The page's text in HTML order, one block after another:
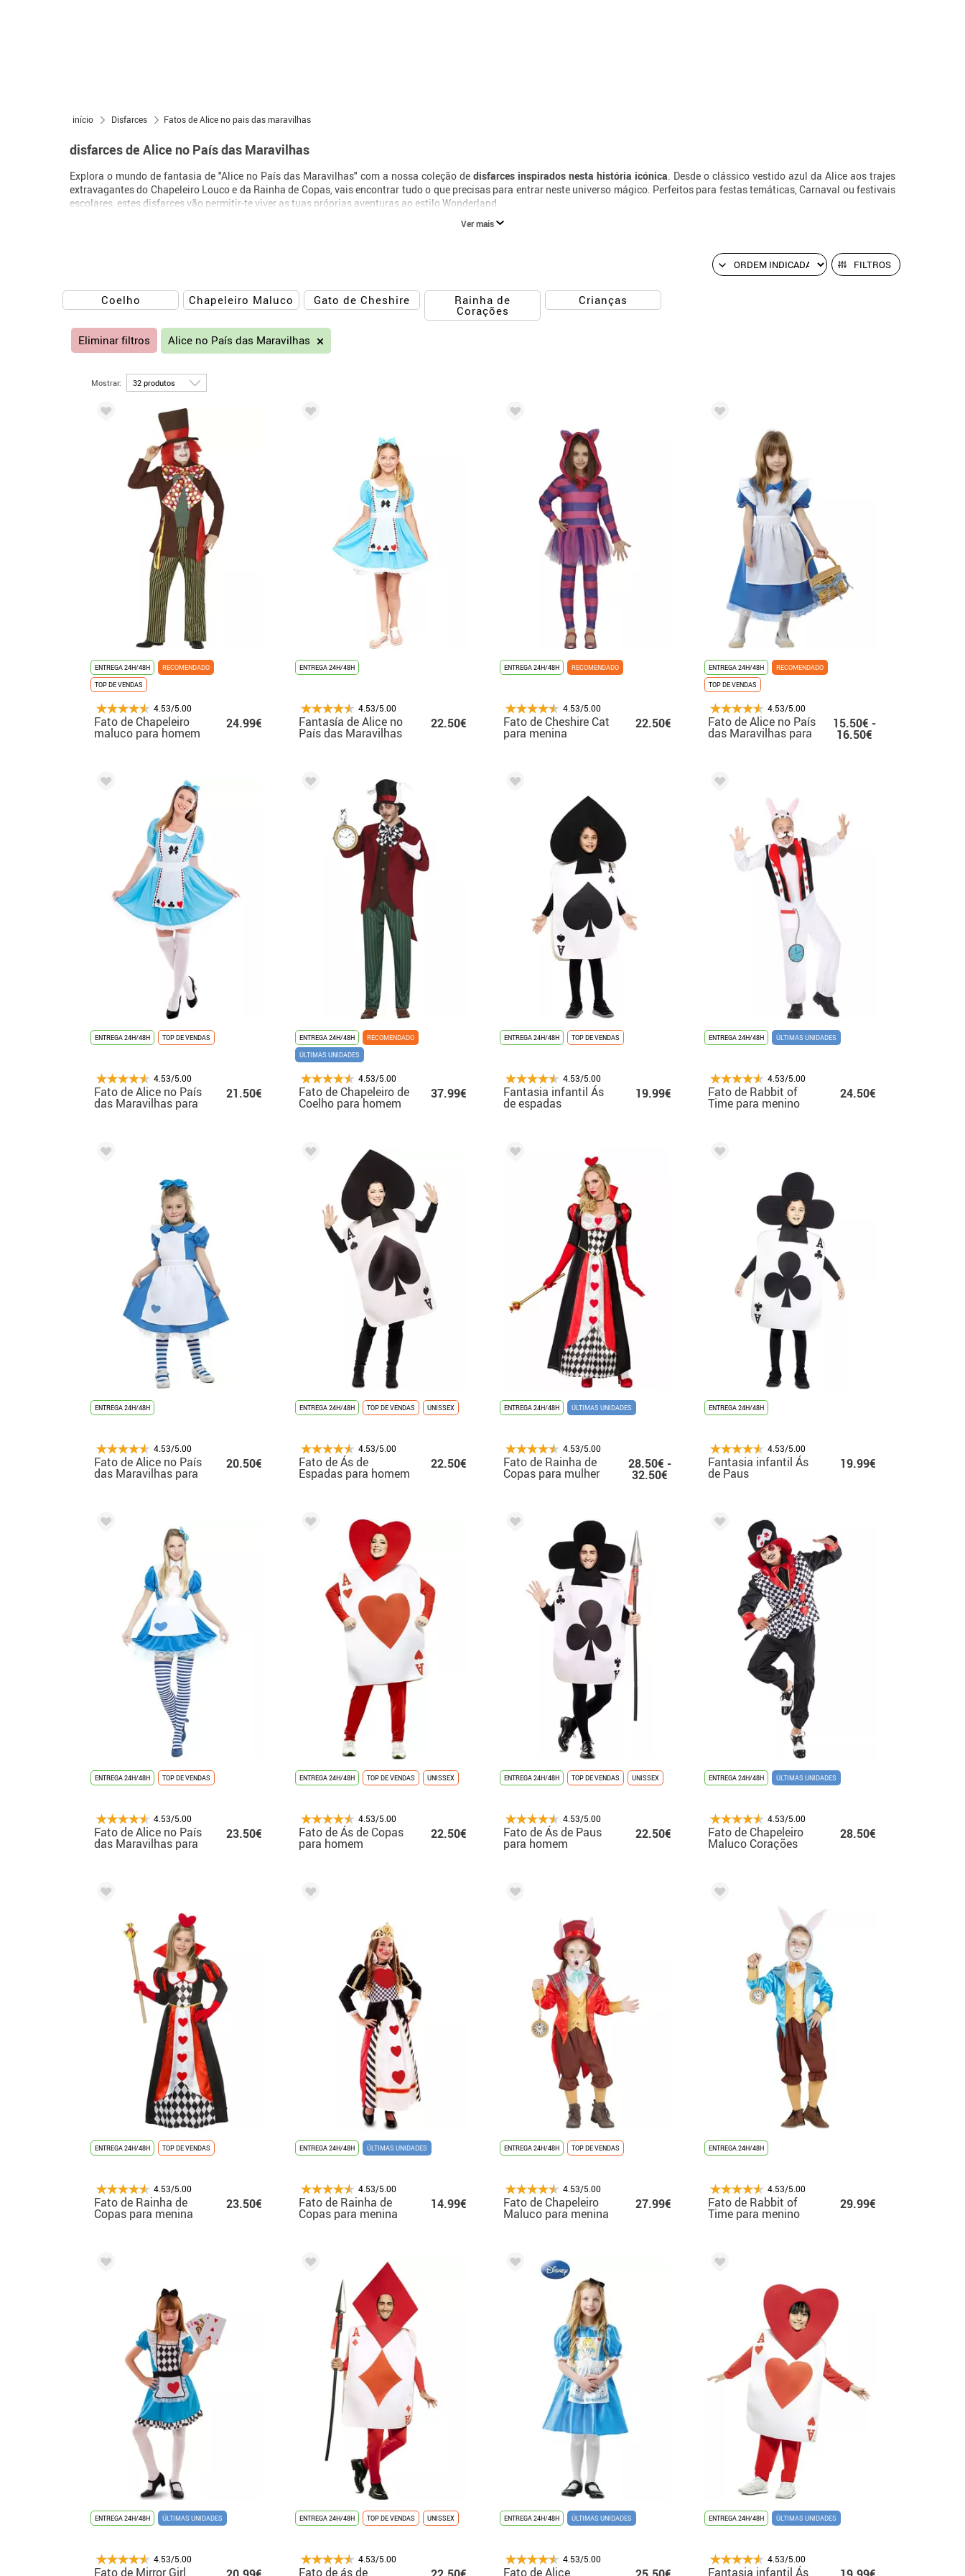
início Disfarces Fatos de Alice no pais das maravilhas
disfarces de Alice no País das Maravilhas
Explora o mundo de fantasia de "Alice no País das Maravilhas" com a nossa coleção de disfarces inspirados nesta história icónica. Desde o clássico vestido azul da Alice aos trajes
extravagantes do Chapeleiro Louco e da Rainha de Copas, vais encontrar tudo o que precisas para entrar neste universo mágico. Perfeitos para festas temáticas, Carnaval ou festivais
escolares, estes disfarces vão permitir-te viver as tuas próprias aventuras ao estilo Wonderland.
Ver mais
FILTROS
Coelho Chapeleiro Maluco Gato de Cheshire Rainha de
Corações
Crianças
Eliminar filtros Alice no País das Maravilhas
Mostrar:
ENTREGA 24H/48H
RECOMENDADO
TOP DE VENDAS
4.53/5.00
Fato de Chapeleiro
maluco para homem
24.99€
ENTREGA 24H/48H
4.53/5.00
Fantasía de Alice no
País das Maravilhas
22.50€
ENTREGA 24H/48H RECOMENDADO
4.53/5.00
Fato de Cheshire Cat
para menina
22.50€
ENTREGA 24H/48H
RECOMENDADO
TOP DE VENDAS
4.53/5.00
Fato de Alice no País
das Maravilhas para
15.50€ -
16.50€
ENTREGA 24H/48H TOP DE VENDAS
4.53/5.00
Fato de Alice no País
das Maravilhas para
21.50€
ENTREGA 24H/48H
RECOMENDADO
ÚLTIMAS UNIDADES
4.53/5.00
Fato de Chapeleiro de
Coelho para homem
37.99€
ENTREGA 24H/48H TOP DE VENDAS
4.53/5.00
Fantasia infantil Ás
de espadas
19.99€
ENTREGA 24H/48H ÚLTIMAS UNIDADES
4.53/5.00
Fato de Rabbit of
Time para menino
24.50€
ENTREGA 24H/48H
4.53/5.00
Fato de Alice no País
das Maravilhas para
20.50€
ENTREGA 24H/48H TOP DE VENDAS UNISSEX
4.53/5.00
Fato de Ás de
Espadas para homem
22.50€
ENTREGA 24H/48H ÚLTIMAS UNIDADES
4.53/5.00
Fato de Rainha de
Copas para mulher
28.50€ -
32.50€
ENTREGA 24H/48H
4.53/5.00
Fantasia infantil Ás
de Paus
19.99€
ENTREGA 24H/48H TOP DE VENDAS
4.53/5.00
Fato de Alice no País
das Maravilhas para
23.50€
ENTREGA 24H/48H TOP DE VENDAS UNISSEX
4.53/5.00
Fato de Ás de Copas
para homem
22.50€
ENTREGA 24H/48H TOP DE VENDAS UNISSEX
4.53/5.00
Fato de Ás de Paus
para homem
22.50€
ENTREGA 24H/48H ÚLTIMAS UNIDADES
4.53/5.00
Fato de Chapeleiro
Maluco Corações
28.50€
ENTREGA 24H/48H TOP DE VENDAS
4.53/5.00
Fato de Rainha de
Copas para menina
23.50€
ENTREGA 24H/48H ÚLTIMAS UNIDADES
4.53/5.00
Fato de Rainha de
Copas para menina
14.99€
ENTREGA 24H/48H TOP DE VENDAS
4.53/5.00
Fato de Chapeleiro
Maluco para menina
27.99€
ENTREGA 24H/48H
4.53/5.00
Fato de Rabbit of
Time para menino
29.99€
ENTREGA 24H/48H ÚLTIMAS UNIDADES
4.53/5.00
Fato de Mirror Girl
ENTREGA 24H/48H TOP DE VENDAS UNISSEX
4.53/5.00
Fato de ás de
ENTREGA 24H/48H ÚLTIMAS UNIDADES
4.53/5.00
Fato de Alice
ENTREGA 24H/48H ÚLTIMAS UNIDADES
4.53/5.00
Fantasia infantil Ás